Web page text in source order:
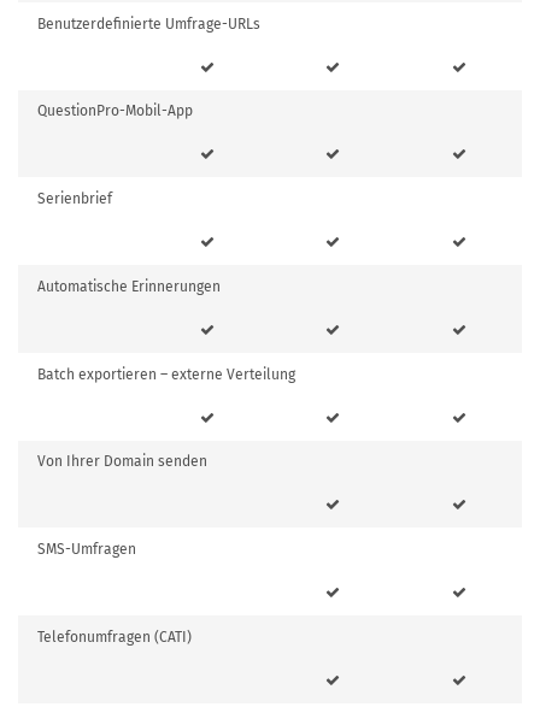
Benutzerdefinierte Umfrage-URLs
QuestionPro-Mobil-App
Serienbrief
Automatische Erinnerungen
Batch exportieren – externe Verteilung
Von Ihrer Domain senden
SMS-Umfragen
Telefonumfragen (CATI)